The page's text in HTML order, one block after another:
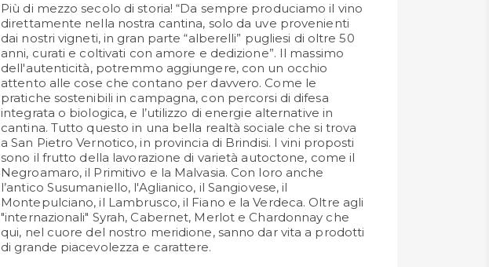
Più di mezzo secolo di storia! “Da sempre produciamo il vino
direttamente nella nostra cantina, solo da uve provenienti
dai nostri vigneti, in gran parte “alberelli” pugliesi di oltre 50
anni, curati e coltivati con amore e dedizione”. Il massimo
dell'autenticità, potremmo aggiungere, con un occhio
attento alle cose che contano per davvero. Come le
pratiche sostenibili in campagna, con percorsi di difesa
integrata o biologica, e l’utilizzo di energie alternative in
cantina. Tutto questo in una bella realtà sociale che si trova
a San Pietro Vernotico, in provincia di Brindisi. I vini proposti
sono il frutto della lavorazione di varietà autoctone, come il
Negroamaro, il Primitivo e la Malvasia. Con loro anche
l’antico Susumaniello, l'Aglianico, il Sangiovese, il
Montepulciano, il Lambrusco, il Fiano e la Verdeca. Oltre agli
"internazionali" Syrah, Cabernet, Merlot e Chardonnay che
qui, nel cuore del nostro meridione, sanno dar vita a prodotti
di grande piacevolezza e carattere.